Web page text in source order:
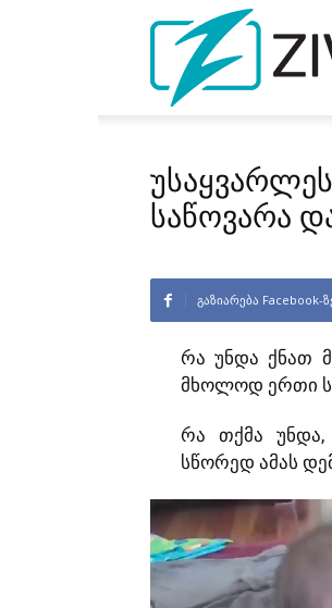
საწოვარა
გაზიარება Facebook-
რა უნდა ქნათ
მხოლოდ ერთი
რა თქმა უნდა,
სწორედ ამას